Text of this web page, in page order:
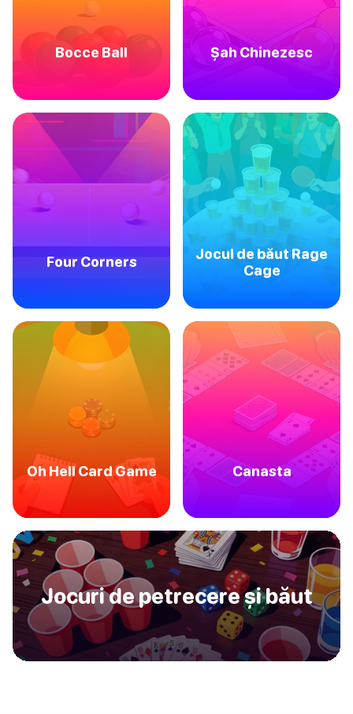
Bocce Ball Șah Chinezesc
Four Corners
Jocul de băut Rage
Cage
Oh Hell Card Game Canasta
Jocuri de petrecere și băut